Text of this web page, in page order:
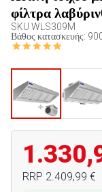
φίλτρα
SKU WLS309M
Βάθος κατασκευής:
RRP 2.409,99 €